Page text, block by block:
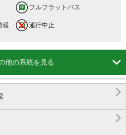
フルフラットバス
報
運行中止
他の系統を見る 

